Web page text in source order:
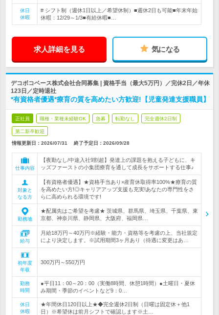
休日
休暇
# シフト制（週休1日以上／希望休制）■週休2日も可能■年末年始
休暇：12/29～1/3■有給休暇■…
求人詳細を見る 気になる
デコボコベース株式会社合同募集 | 資格手当（最大5万円）／完休2日／年休
123日／定時退社
*有資格者優遇*療育の質を高めたい方歓迎!【児童発達支援職員】
正社員 職種・業種未経験OK 急募 転勤なし 完全週休2日制
第二新卒歓迎
情報更新日：2026/07/31 終了予定日： 2026/09/28
仕事内容
【夜勤なし/中途入社9割超】発達上の課題を抱える子どもに、キ
ッズファーストの小集団療育を通して成長をサポートする仕事♪
対象と
なる方
【有資格者優遇】★資格手当あり×産育休取得率100%★療育の質
を高めたい方!◎キャリアアップ支援も充実!あなたの専門性をさ
らに高められる環境です!
勤務地
★配属先はご希望を考慮★ 茨城県、群馬県、埼玉県、千葉県、東
京都、神奈川県、静岡県、大阪府、福岡県…
給与
月給18万円～40万円※経験・能力・資格等を考慮の上、当社規定
により決定します。※試用期間3ヶ月あり（待遇に変更はあ…
初年度
年収
300万円～550万円
勤務
時間
●平日11：00～20：00（実働8時間、休憩1時間）●土曜日・夏休
み期間・季節のイベントなど9：0…
休日
休暇
★年間休日120日以上★◆完全週休2日制（日曜は固定休＋他1
日）※希望休は前月シフトで確認します※土…